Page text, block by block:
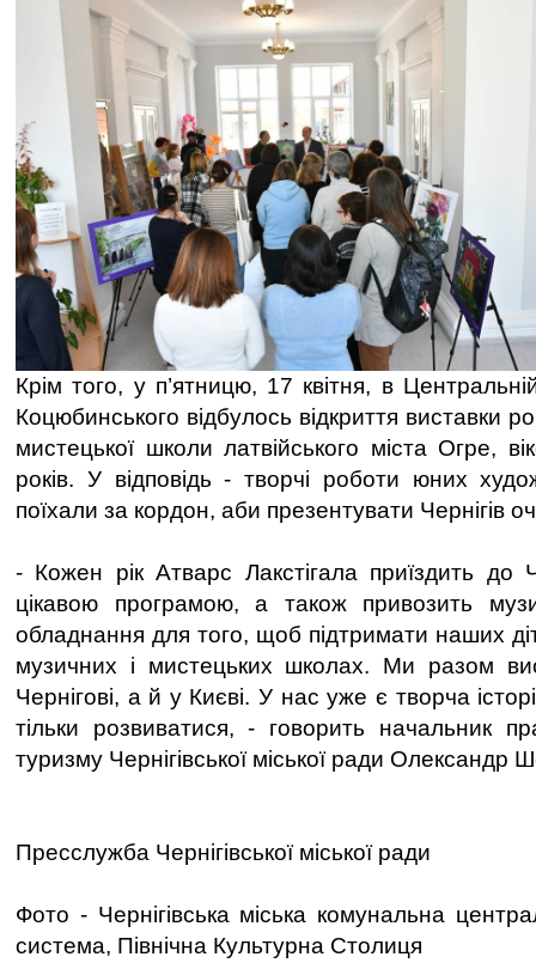
Крім того, у п’ятницю, 17 квітня, в
Коцюбинського відбулось відкриття виставки
мистецької школи латвійського міста Огре,
років. У відповідь - творчі роботи юних
поїхали за кордон, аби презентувати Чернігів
- Кожен рік Атварс Лакстігала приїздить до
цікавою програмою, а також привозить
обладнання для того, щоб підтримати наших
музичних і мистецьких школах. Ми разом
Чернігові, а й у Києві. У нас уже є творча
тільки розвиватися, - говорить начальник
туризму Чернігівської міської ради Олександр
Пресслужба Чернігівської міської ради
Фото - Чернігівська міська комунальна
система, Північна Культурна Столиця